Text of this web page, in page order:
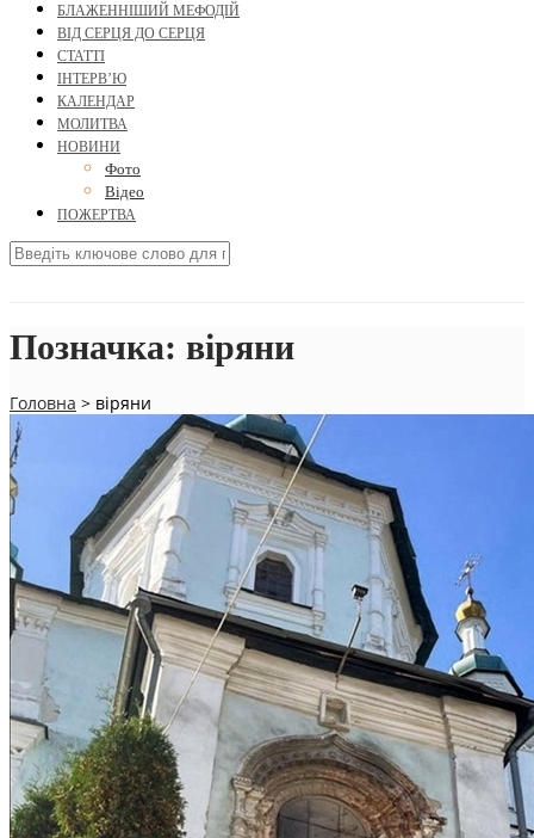
БЛАЖЕННІШИЙ МЕФОДІЙ
ВІД СЕРЦЯ ДО СЕРЦЯ
СТАТТІ
ІНТЕРВ’Ю
КАЛЕНДАР
МОЛИТВА
НОВИНИ
Фото
Відео
ПОЖЕРТВА
Позначка: віряни
Головна > віряни